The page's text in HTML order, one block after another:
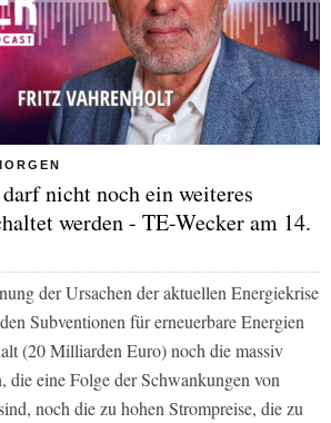
nicht noch ein weiteres
werden - TE-Wecker am 14.
der Ursachen der aktuellen Energiekrise
Subventionen für erneuerbare Energien
(20 Milliarden Euro) noch die massiv
die eine Folge der Schwankungen von
noch die zu hohen Strompreise, die zu